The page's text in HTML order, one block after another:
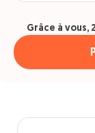
Grâce à vous,